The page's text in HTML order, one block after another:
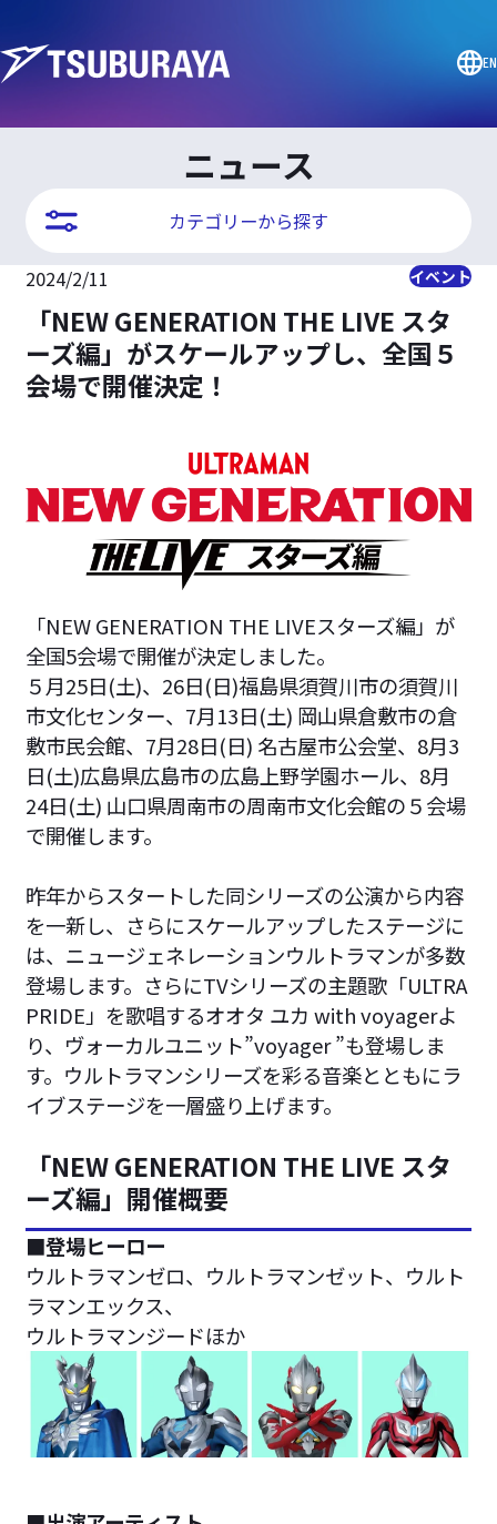
EN
ニュース
カテゴリーから探す
2024/2/11 イベント
「NEW GENERATION THE LIVE スタ
ーズ編」がスケールアップし、全国５
会場で開催決定！
「NEW GENERATION THE LIVEスターズ編」が
全国5会場で開催が決定しました。
５月25日(土)、26日(日)福島県須賀川市の須賀川
市文化センター、7月13日(土) 岡山県倉敷市の倉
敷市民会館、7月28日(日) 名古屋市公会堂、8月3
日(土)広島県広島市の広島上野学園ホール、8月
24日(土) 山口県周南市の周南市文化会館の５会場
で開催します。
昨年からスタートした同シリーズの公演から内容
を一新し、さらにスケールアップしたステージに
は、ニュージェネレーションウルトラマンが多数
登場します。さらにTVシリーズの主題歌「ULTRA
PRIDE」を歌唱するオオタ ユカ with voyagerよ
り、ヴォーカルユニット”voyager ”も登場しま
す。ウルトラマンシリーズを彩る音楽とともにラ
イブステージを一層盛り上げます。
「NEW GENERATION THE LIVE スタ
ーズ編」開催概要
■登場ヒーロー
ウルトラマンゼロ、ウルトラマンゼット、ウルト
ラマンエックス、
ウルトラマンジードほか